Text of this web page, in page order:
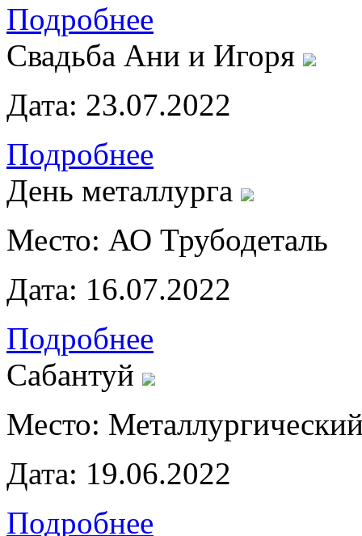
Подробнее
Свадьба Ани и Игоря
Дата: 23.07.2022
Подробнее
День металлурга
Место: АО Трубодеталь
Дата: 16.07.2022
Подробнее
Сабантуй
Место:
Дата: 19.06.2022
Подробнее